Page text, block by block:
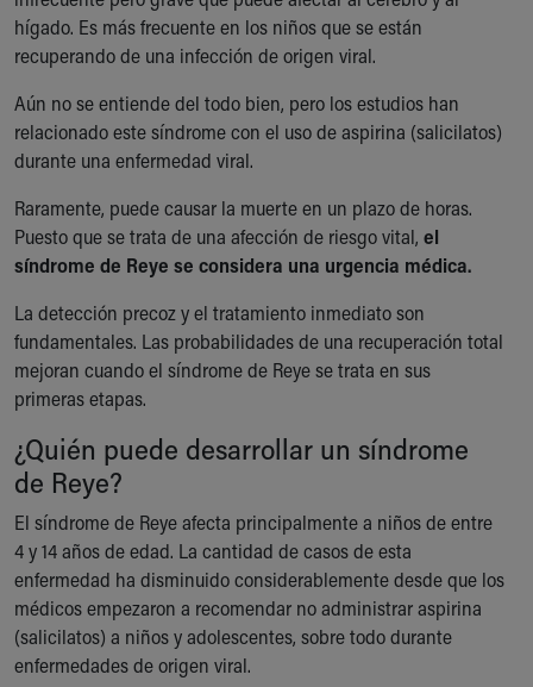
Ronald McDonald House Care Mobile
Health Centers
Symptom Checker
Financial Services
Price Estimates
Family Supports
New Parents
Find a Pediatrics Location
Find a Pediatrician
MyChart
Make an Appointment
Breastfeeding Medicine
Child Passenger Safety
Safe Sleep for Babies
Safe Sleep
About Akron Children's Pediatrics
Who We Are
Building a Brighter Future
Our Mission, Vision, Promise
Calendar of Events
Community Mission
Connect With Us
Our Culture of Caring
hígado. Es más frecuente en los niños que se están
recuperando de una infección de origen viral.
Aún no se entiende del todo bien, pero los estudios han
relacionado este síndrome con el uso de aspirina (salicilatos)
durante una enfermedad viral.
Raramente, puede causar la muerte en un plazo de horas.
Puesto que se trata de una afección de riesgo vital, el
síndrome de Reye se considera una urgencia médica.
La detección precoz y el tratamiento inmediato son
fundamentales. Las probabilidades de una recuperación total
mejoran cuando el síndrome de Reye se trata en sus
primeras etapas.
¿Quién puede desarrollar un síndrome
de Reye?
El síndrome de Reye afecta principalmente a niños de entre
4 y 14 años de edad. La cantidad de casos de esta
enfermedad ha disminuido considerablemente desde que los
médicos empezaron a recomendar no administrar aspirina
(salicilatos) a niños y adolescentes, sobre todo durante
enfermedades de origen viral.